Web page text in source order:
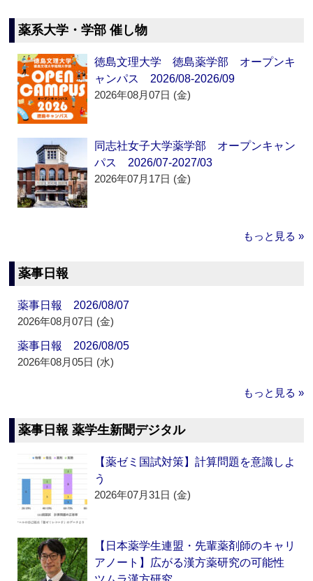
薬系大学・学部 催し物
徳島文理大学 徳島薬学部 オープンキ
ャンパス 2026/08-2026/09
2026年08月07日 (金)
同志社女子大学薬学部 オープンキャン
パス 2026/07-2027/03
2026年07月17日 (金)
もっと見る »
薬事日報
薬事日報 2026/08/07
2026年08月07日 (金)
薬事日報 2026/08/05
2026年08月05日 (水)
もっと見る »
薬事日報 薬学生新聞デジタル
【薬ゼミ国試対策】計算問題を意識しよ
う
2026年07月31日 (金)
【日本薬学生連盟・先輩薬剤師のキャリ
アノート】広がる漢方薬研究の可能性